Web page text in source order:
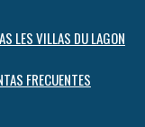
LES VILLAS DU LAGON
FRECUENTES